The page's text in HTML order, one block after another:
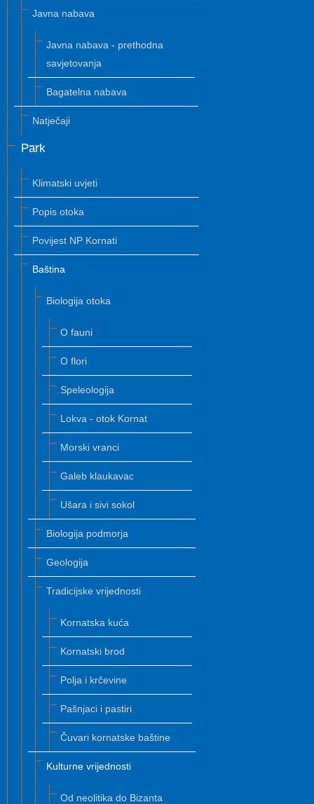
Javna nabava
Javna nabava - prethodna
savjetovanja
Bagatelna nabava
Natječaji
Park
Klimatski uvjeti
Popis otoka
Povijest NP Kornati
Baština
Biologija otoka
O fauni
O flori
Speleologija
Lokva - otok Kornat
Morski vranci
Galeb klaukavac
Ušara i sivi sokol
Biologija podmorja
Geologija
Tradicijske vrijednosti
Kornatska kuća
Kornatski brod
Polja i krčevine
Pašnjaci i pastiri
Čuvari kornatske baštine
Kulturne vrijednosti
Od neolitika do Bizanta